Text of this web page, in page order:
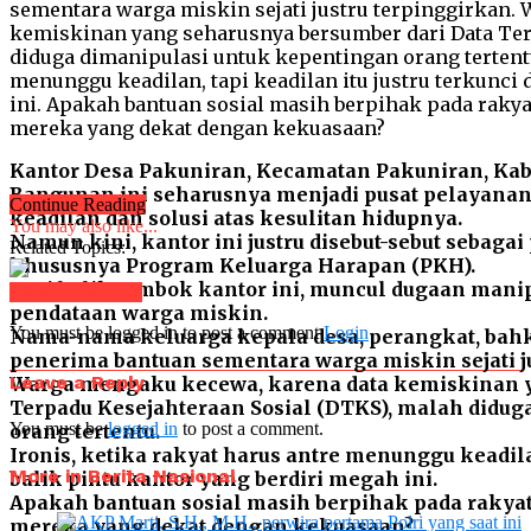
Kantor Desa Pakuniran, Kecamatan Pakuniran,
Bangunan ini seharusnya menjadi pusat
keadilan dan solusi atas kesulitan hidupnya.
Namun kini, kantor ini justru disebut-sebut
khususnya Program Keluarga Harapan (PKH).
Dari balik tembok kantor ini, muncul dugaan
pendataan warga miskin.
Nama-nama keluarga kepala desa, perangkat,
penerima bantuan sementara warga miskin sejati
Warga mengaku kecewa, karena data kemiskinan
Terpadu Kesejahteraan Sosial (DTKS), malah
orang tertentu.
Ironis, ketika rakyat harus antre menunggu
balik pintu kantor yang berdiri megah ini.
Apakah bantuan sosial masih berpihak pada
Continue Reading
You may also like...
Related Topics:
You must be logged in to post a commentLogin
Leave a Reply
You must belogged in to post a comment.
More in Berita Nasional